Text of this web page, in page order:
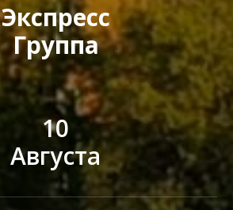
Экспресс
Группа
10
Августа